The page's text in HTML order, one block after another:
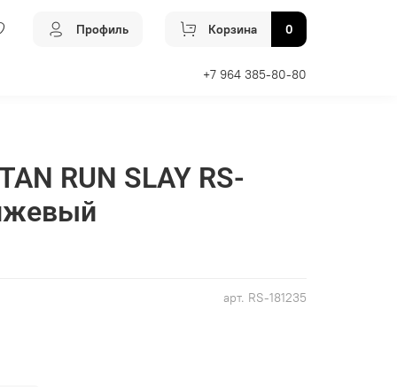
Профиль Корзина 0
+7 964 385-80-80
арт. RS-181235
RUN SLAY RS-